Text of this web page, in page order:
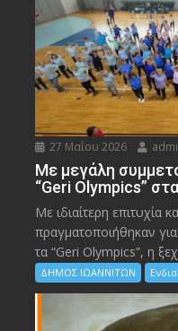
27 Μαΐου 2026
Με μεγάλη
“Geri Olympics”
Με ιδιαίτερη επιτυχία
πραγματοποιήθηκαν
τα “Geri Olympics”, η
ΔΗΜΟΣ ΙΩΑΝΝΙΤΩΝ